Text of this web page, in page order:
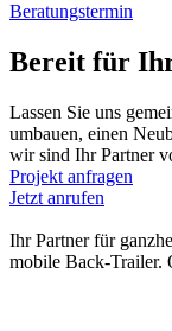
Beratungstermin
Bereit für
Lassen Sie uns
umbauen, einen
wir sind Ihr Partner
Projekt anfragen
Jetzt anrufen
Ihr Partner für
mobile Back-Trailer.